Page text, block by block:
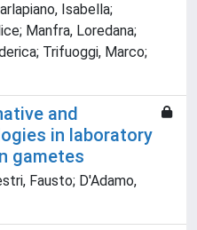
Isabella;
Manfra, Loredana;
Trifuoggi, Marco;
and
in laboratory
gametes
Fausto; D'Adamo,